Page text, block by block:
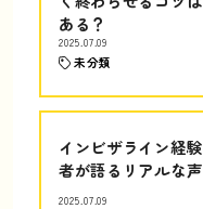
ある？
2025.07.09
未分類
インビザライン経験
者が語るリアルな声
2025.07.09